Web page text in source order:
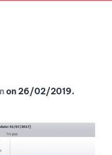
on26/02/2019.